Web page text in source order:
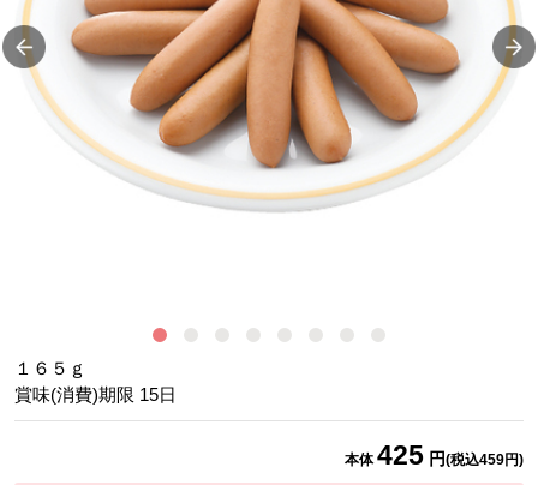
１６５ｇ
賞味(消費)期限 15日
本体425 円(税込459円)